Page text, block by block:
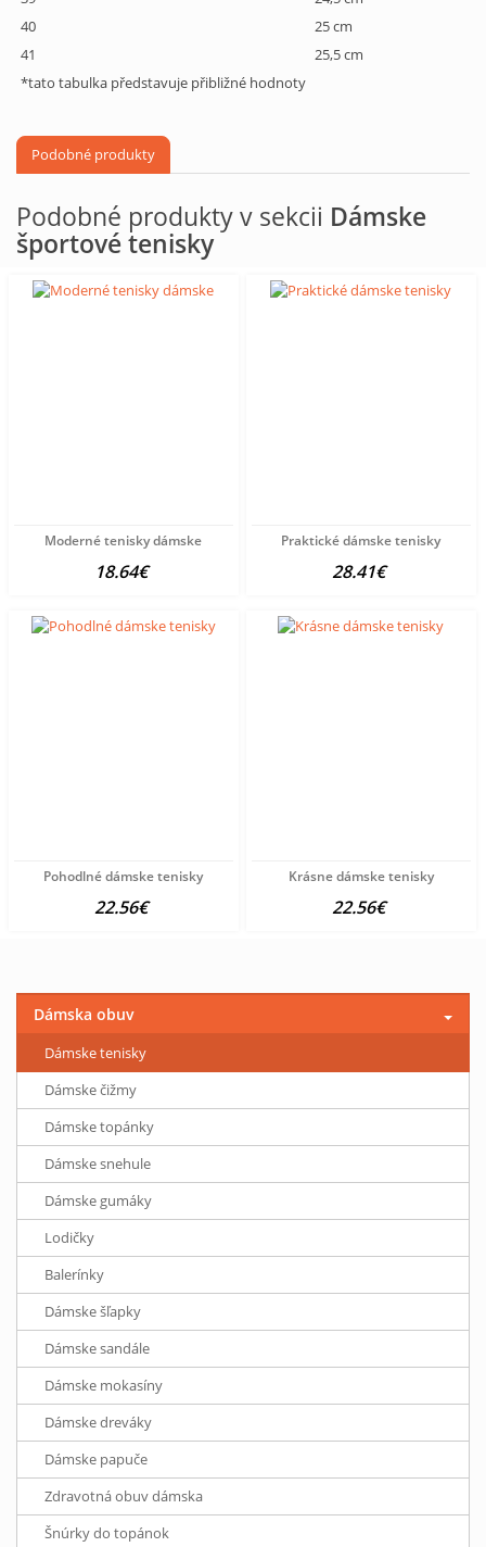
40
25 cm
41
25,5 cm
*tato tabulka představuje přibližné hodnoty
Podobné produkty
Podobné produkty v sekcii Dámske
športové tenisky
Moderné tenisky dámske
18.64€
Praktické dámske tenisky
28.41€
Pohodlné dámske tenisky
22.56€
Krásne dámske tenisky
22.56€
Dámska obuv
Dámske tenisky
Dámske čižmy
Dámske topánky
Dámske snehule
Dámske gumáky
Lodičky
Balerínky
Dámske šľapky
Dámske sandále
Dámske mokasíny
Dámske dreváky
Dámske papuče
Zdravotná obuv dámska
Šnúrky do topánok